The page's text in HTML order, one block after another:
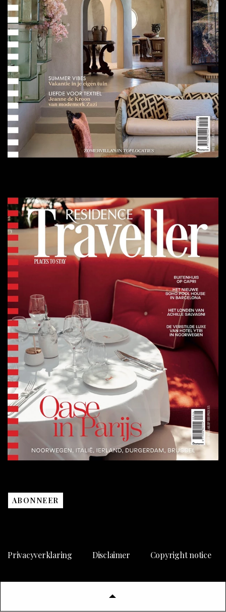
ABONNEER
Privacyverklaring Disclaimer Copyright notice